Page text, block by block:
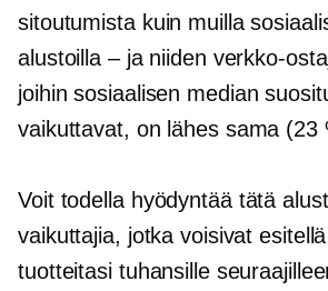
sitoutumista kuin muilla
alustoilla – ja niiden verkko-
joihin sosiaalisen median
vaikuttavat, on lähes sama (23
Voit todella hyödyntää tätä
vaikuttajia, jotka voisivat
tuotteitasi tuhansille